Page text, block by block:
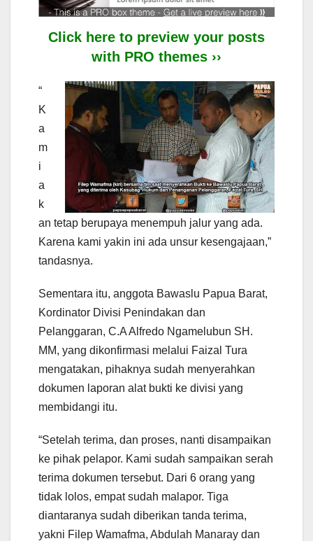
Click here to preview your posts
with PRO themes ››
“
K
a
m
i
a
k
an tetap berupaya menempuh jalur yang ada.
Karena kami yakin ini ada unsur kesengajaan,”
tandasnya.
Sementara itu, anggota Bawaslu Papua Barat,
Kordinator Divisi Penindakan dan
Pelanggaran, C.A Alfredo Ngamelubun SH.
MM, yang dikonfirmasi melalui Faizal Tura
mengatakan, pihaknya sudah menyerahkan
dokumen laporan alat bukti ke divisi yang
membidangi itu.
“Setelah terima, dan proses, nanti disampaikan
ke pihak pelapor. Kami sudah sampaikan serah
terima dokumen tersebut. Dari 6 orang yang
tidak lolos, empat sudah malapor. Tiga
diantaranya sudah diberikan tanda terima,
yakni Filep Wamafma, Abdulah Manaray dan